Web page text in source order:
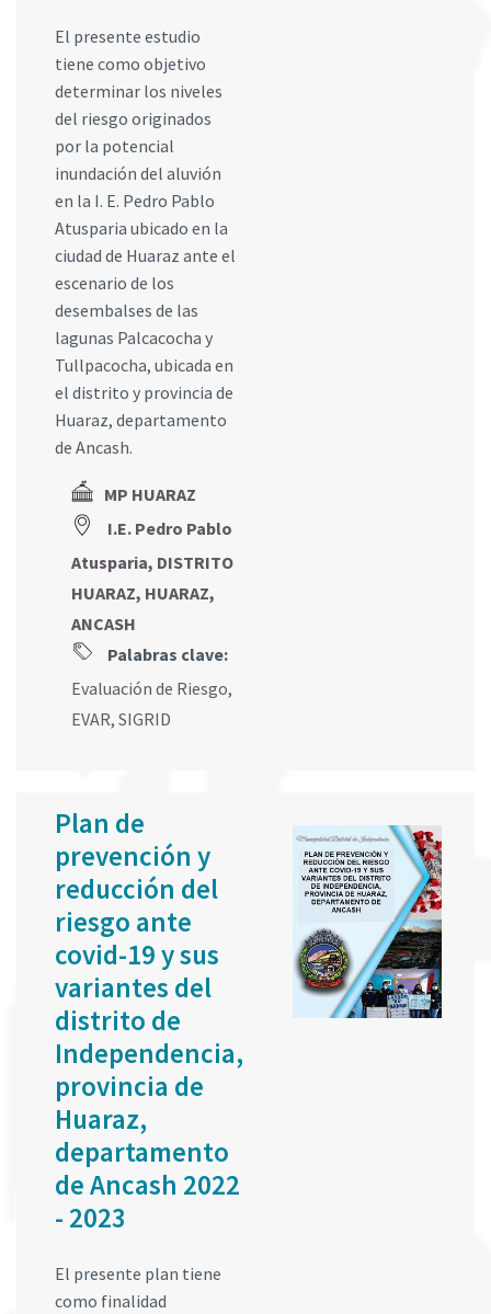
El presente estudio
tiene como objetivo
determinar los niveles
del riesgo originados
por la potencial
inundación del aluvión
en la I. E. Pedro Pablo
Atusparia ubicado en la
ciudad de Huaraz ante el
escenario de los
desembalses de las
lagunas Palcacocha y
Tullpacocha, ubicada en
el distrito y provincia de
Huaraz, departamento
de Ancash.
MP HUARAZ
I.E. Pedro Pablo
Atusparia, DISTRITO
HUARAZ, HUARAZ,
ANCASH
Palabras clave:
Evaluación de Riesgo,
EVAR, SIGRID
Plan de
prevención y
reducción del
riesgo ante
covid-19 y sus
variantes del
distrito de
Independencia,
provincia de
Huaraz,
departamento
de Ancash 2022
- 2023
El presente plan tiene
como finalidad